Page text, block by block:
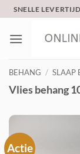
naar
inhoud
SNELLE
BEHANG / SLAAP
Vlies behang
Actie